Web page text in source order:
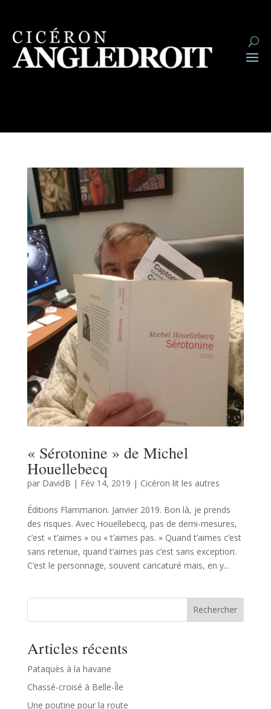
« Sérotonine » de Michel
Houellebecq
par DavidB | Fév 14, 2019 | Cicéron lit les autres
Éditions Flammarion. Janvier 2019. Bon là, je prends
des risques. Avec Houellebecq, pas de demi-mesures,
c’est « t’aimes » ou « t’aimes pas. » Quand t’aimes c’est
sans retenue, quand t’aimes pas c’est sans exception.
C’est le personnage, souvent caricaturé mais, en y...
Rechercher
Articles récents
Pataquès à la havane
Chassé-croisé à Belle-Île
Une poutine pour la route